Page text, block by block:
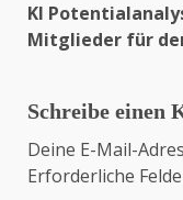
KI
Mitglieder für
Schreibe einen
Deine E-Mail-
Erforderliche